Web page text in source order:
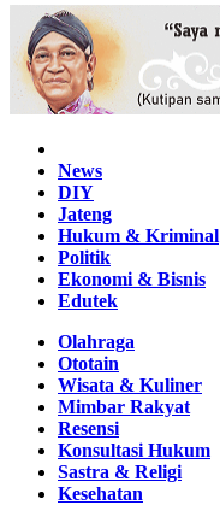
News
DIY
Jateng
Hukum & Kriminal
Politik
Ekonomi & Bisnis
Edutek
Olahraga
Ototain
Wisata & Kuliner
Mimbar Rakyat
Resensi
Konsultasi Hukum
Sastra & Religi
Kesehatan